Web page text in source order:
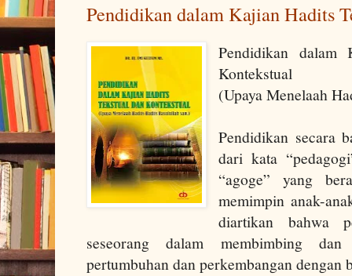
Pendidikan dalam Kajian Hadits
Pendidikan dalam
Kontekstual
(Upaya Menelaah
Pendidikan secara
dari kata
“agoge” yang
memimpin anak-
diartikan bahwa
seseorang dalam membimbing
pertumbuhan dan perkembangan dengan